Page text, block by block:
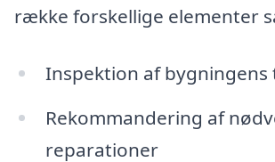
række forskellige elementer
Inspektion af bygningens
Rekommandering af
reparationer